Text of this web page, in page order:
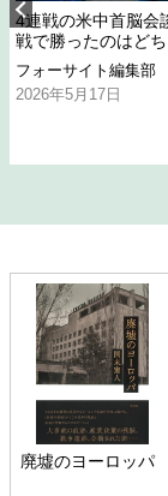
4連戦の米中首脳会
戦で勝ったのはど
フォーサイト編集部
2026年5月17日
廃墟のヨーロッパ